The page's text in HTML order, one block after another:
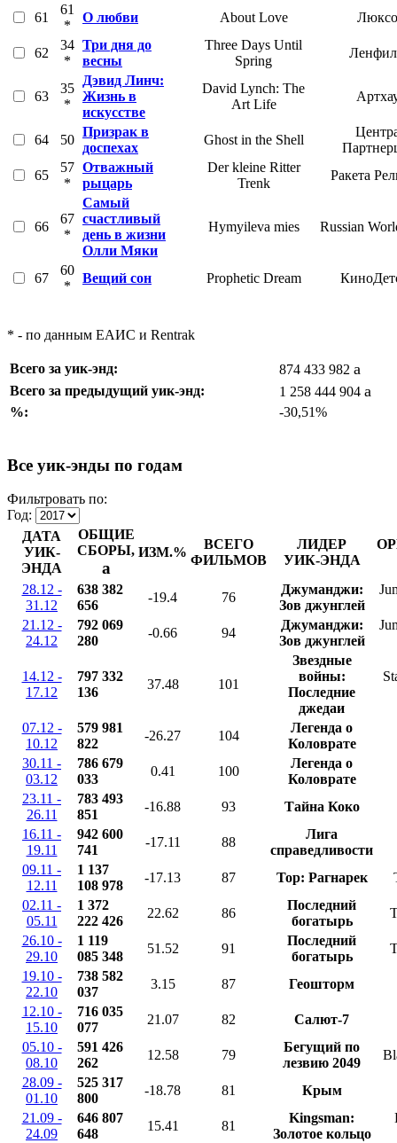
61
61
*
О любви About Love
62
34
*
Три дня до
весны
Three Days Until
Spring
63
35
*
Дэвид Линч:
Жизнь в
искусстве
David Lynch: The
Art Life
64 50
Призрак в
доспехах
Ghost in the Shell
65
57
*
Отважный
рыцарь
Der kleine Ritter
Trenk
Ракета
66
67
*
Самый
счастливый
день в жизни
Олли Мяки
Hymyileva mies Russian
67
60
*
Вещий сон Prophetic Dream
* - по данным ЕАИС и Rentrak
Всего за уик-энд: 874 433 982 a
Всего за предыдущий уик-энд: 1 258 444 904 a
%: -30,51%
Все уик-энды по годам
Фильтровать по:
Год:
ДАТА
УИК-
ЭНДА
ОБЩИЕ
СБОРЫ,
a
ИЗМ.%
ВСЕГО
ФИЛЬМОВ
ЛИДЕР
УИК-ЭНДА
28.12 -
31.12
638 382
656
-19.4 76
Джуманджи:
Зов джунглей
21.12 -
24.12
792 069
280
-0.66 94
Джуманджи:
Зов джунглей
14.12 -
17.12
797 332
136
37.48 101
Звездные
войны:
Последние
джедаи
07.12 -
10.12
579 981
822
-26.27 104
Легенда о
Коловрате
30.11 -
03.12
786 679
033
0.41 100
Легенда о
Коловрате
23.11 -
26.11
783 493
851
-16.88 93
Тайна Коко
16.11 -
19.11
942 600
741
-17.11 88
Лига
справедливости
09.11 -
12.11
1 137
108 978
-17.13 87 Тор: Рагнарек
02.11 -
05.11
1 372
222 426
22.62 86
Последний
богатырь
26.10 -
29.10
1 119
085 348
51.52 91
Последний
богатырь
19.10 -
22.10
738 582
037
3.15 87
Геошторм
12.10 -
15.10
716 035
077
21.07 82
Салют-7
05.10 -
08.10
591 426
262
12.58 79
Бегущий по
лезвию 2049
28.09 -
01.10
525 317
800
-18.78 81
Крым
21.09 -
24.09
646 807
648
15.41 81
Kingsman:
Золотое кольцо